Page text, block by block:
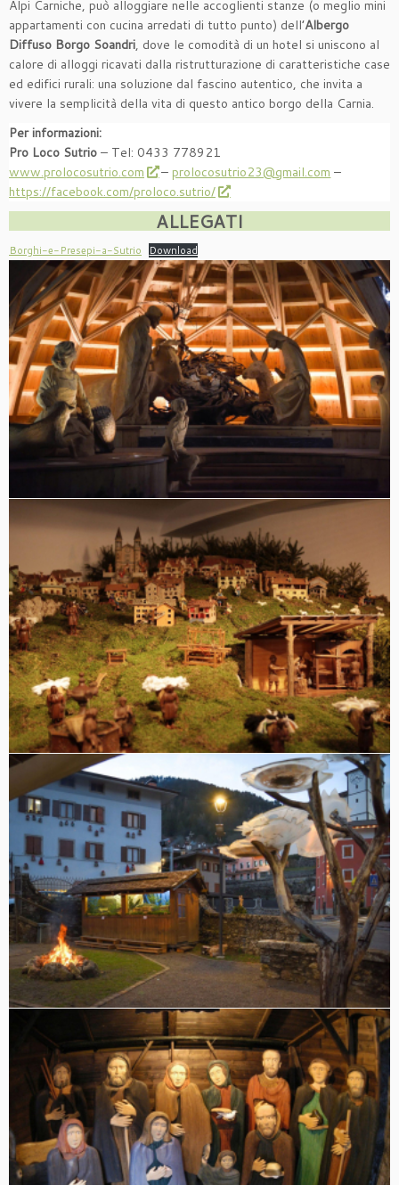
Alpi Carniche, può alloggiare nelle accoglienti stanze (o meglio mini
appartamenti con cucina arredati di tutto punto) dell’Albergo
Diffuso Borgo Soandri, dove le comodità di un hotel si uniscono al
calore di alloggi ricavati dalla ristrutturazione di caratteristiche case
ed edifici rurali: una soluzione dal fascino autentico, che invita a
vivere la semplicità della vita di questo antico borgo della Carnia.
Per informazioni:
Pro Loco Sutrio – Tel: 0433 778921
www.prolocosutrio.com
– prolocosutrio23@gmail.com –
https://facebook.com/proloco.sutrio/
ALLEGATI
Borghi-e-Presepi-a-Sutrio Download